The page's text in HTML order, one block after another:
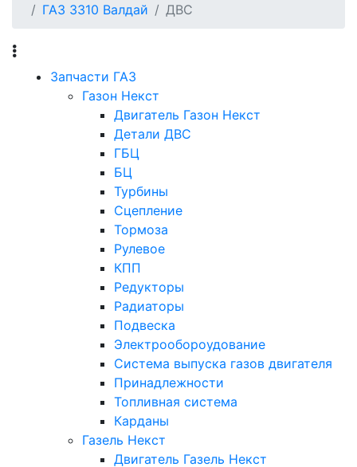
ГАЗ 3310 Валдай
ДВС
Запчасти ГАЗ
Газон Некст
Двигатель Газон Некст
Детали ДВС
ГБЦ
БЦ
Турбины
Сцепление
Тормоза
Рулевое
КПП
Редукторы
Радиаторы
Подвеска
Электрообороудование
Система выпуска газов двигателя
Принадлежности
Топливная система
Карданы
Газель Некст
Двигатель Газель Некст